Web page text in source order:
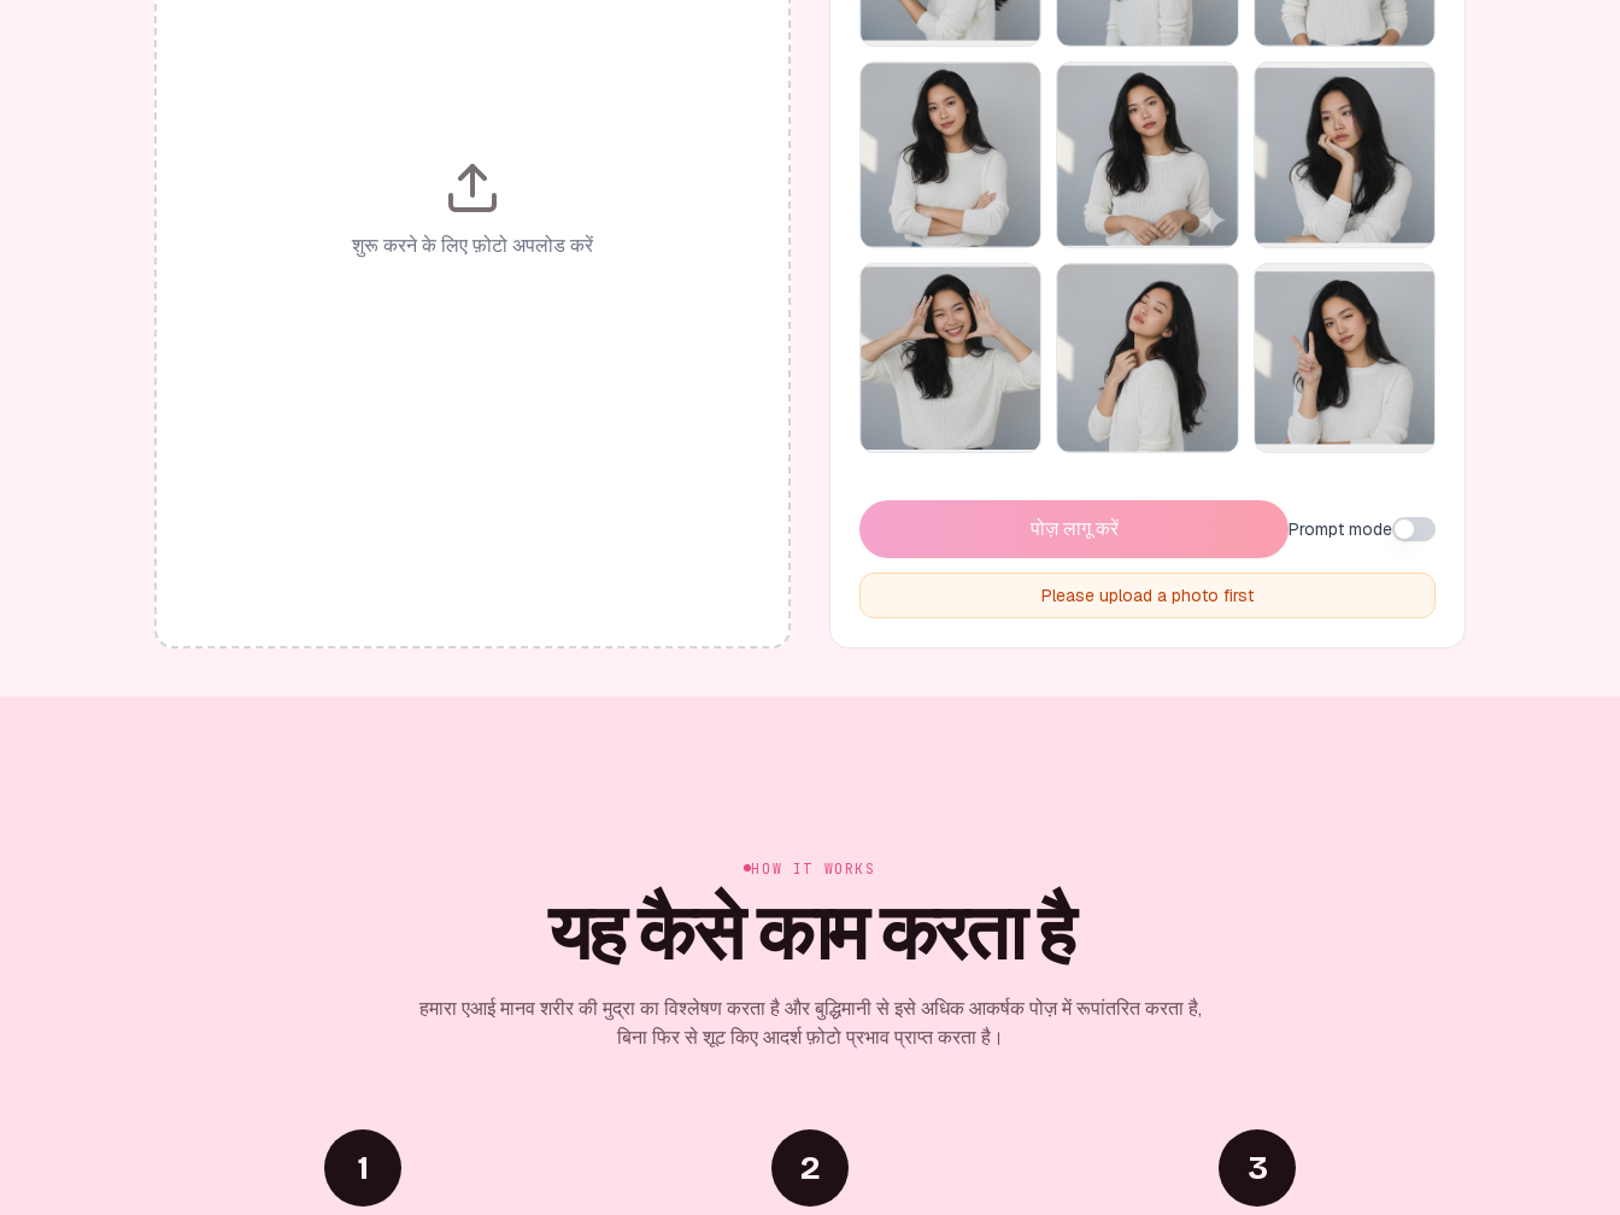
शुरू करने के लिए फ़ोटो अपलोड करें
पोज़ लागू करें Prompt mode
Please upload a photo first
HOW IT WORKS
यह कैसे काम करता है
हमारा एआई मानव शरीर की मुद्रा का विश्लेषण करता है और बुद्धिमानी से इसे अधिक आकर्षक पोज़ में रूपांतरित करता है,
बिना फिर से शूट किए आदर्श फ़ोटो प्रभाव प्राप्त करता है।
1 2 3